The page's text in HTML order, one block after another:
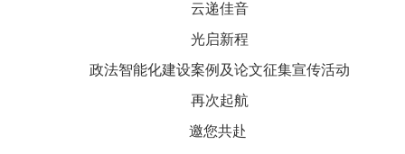
云递佳音
光启新程
政法智能化建设案例及论文征集宣传活动
再次起航
邀您共赴